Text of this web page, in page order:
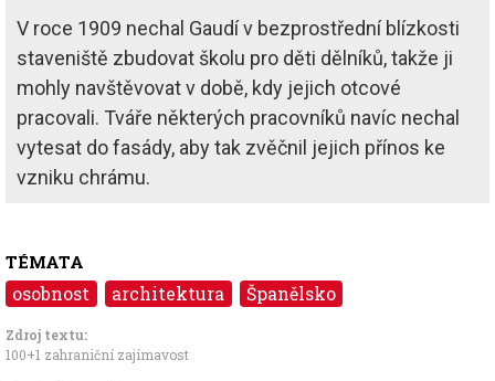
V roce 1909 nechal Gaudí v bezprostřední blízkosti
staveniště zbudovat školu pro děti dělníků, takže ji
mohly navštěvovat v době, kdy jejich otcové
pracovali. Tváře některých pracovníků navíc nechal
vytesat do fasády, aby tak zvěčnil jejich přínos ke
vzniku chrámu.
TÉMATA
osobnost architektura Španělsko
Zdroj textu:
100+1 zahraniční zajímavost